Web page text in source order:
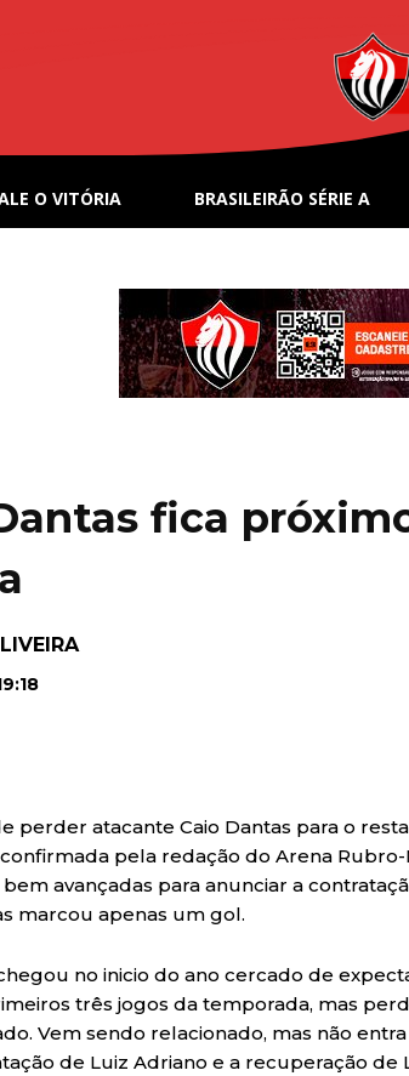
O VITÓRIA BRASILEIRÃO SÉRIE A
fica
perder atacante Caio Dantas para o
pela redação do Arena Rubro-
avançadas para anunciar a
marcou apenas um gol.
no inicio do ano cercado de
três jogos da temporada, mas
Vem sendo relacionado, mas não
de Luiz Adriano e a recuperação de